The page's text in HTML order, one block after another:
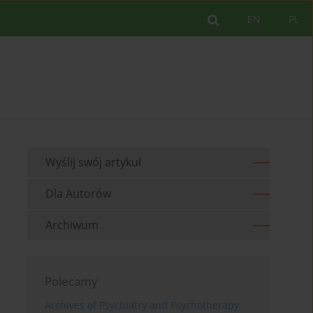
PL
EN
Wyślij swój artykuł
Dla Autorów
Archiwum
Polecamy
Archives of Psychiatry and Psychotherapy